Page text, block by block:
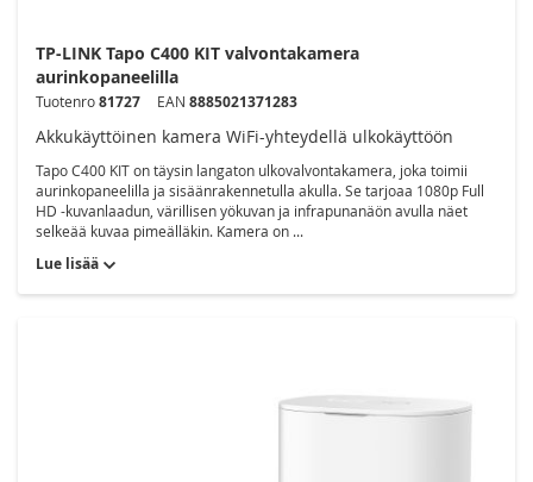
TP-LINK Tapo C400 KIT valvontakamera
aurinkopaneelilla
Tuotenro81727 EAN 8885021371283
Akkukäyttöinen kamera WiFi-yhteydellä ulkokäyttöön
Tapo C400 KIT on täysin langaton ulkovalvontakamera, joka toimii
aurinkopaneelilla ja sisäänrakennetulla akulla. Se tarjoaa 1080p Full
HD -kuvanlaadun, värillisen yökuvan ja infrapunanäön avulla näet
selkeää kuvaa pimeälläkin. Kamera on ...
Lue lisää